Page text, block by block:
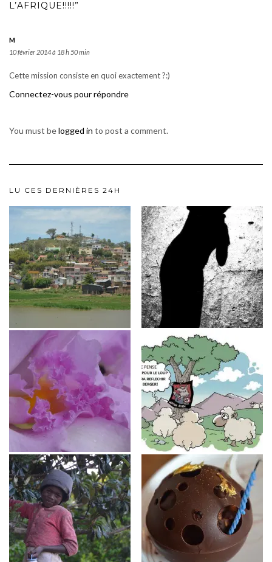
L’AFRIQUE!!!!!”
M
10 février 2014 à 18 h 50 min
Cette mission consiste en quoi exactement ?:)
Connectez-vous pour répondre
You must belogged in to post a comment.
LU CES DERNIÈRES 24H